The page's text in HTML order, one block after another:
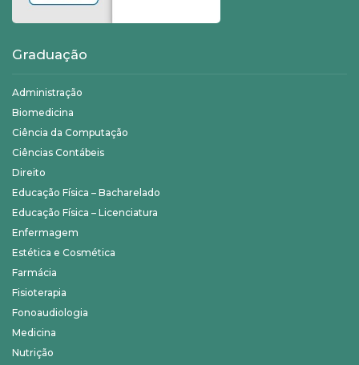
Graduação
Administração
Biomedicina
Ciência da Computação
Ciências Contábeis
Direito
Educação Física – Bacharelado
Educação Física – Licenciatura
Enfermagem
Estética e Cosmética
Farmácia
Fisioterapia
Fonoaudiologia
Medicina
Nutrição